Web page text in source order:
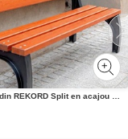
Banc de jardin REKORD Split en acajou 170 x 56 x 75 cm en bois massif dépicéa scandinave et fonte - Banc public résistant aux intempéries